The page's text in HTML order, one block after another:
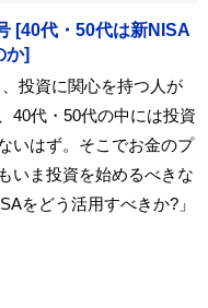
[40代・50代は新NISA
か]
投資に関心を持つ人が
40代・50代の中には投資
いはず。そこでお金のプ
いま投資を始めるべきな
をどう活用すべきか?」